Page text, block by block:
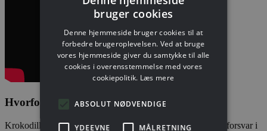
Hvorfor virker krokodilleolie mod uren hud?
Krokodiller har et af de mest kraftfulde og effektive immunforsvar i
bruger cookies
Denne hjemmeside bruger cookies til at
forbedre brugeroplevelsen. Ved at bruge
vores hjemmeside giver du samtykke til alle
cookies i overensstemmelse med vores
cookiepolitik. Læs mere
ABSOLUT NØDVENDIGE
YDEEVNE MÅLRETNING